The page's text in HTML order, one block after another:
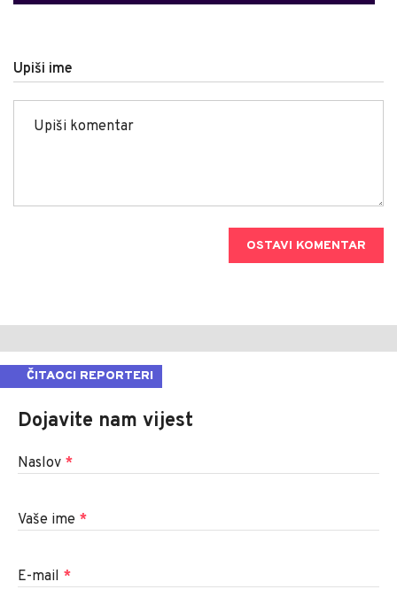
Upiši ime
OSTAVI KOMENTAR
ČITAOCI REPORTERI
Dojavite nam vijest
Naslov *
Vaše ime *
E-mail *